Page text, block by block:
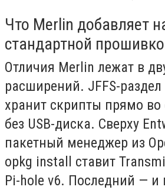
Что Merlin добавляет
стандартной
Отличия Merlin лежат в
расширений. JFFS-
хранит скрипты прямо
без USB-диска. Сверху
пакетный менеджер из
opkg install ставит
Pi-hole v6. Последний — и